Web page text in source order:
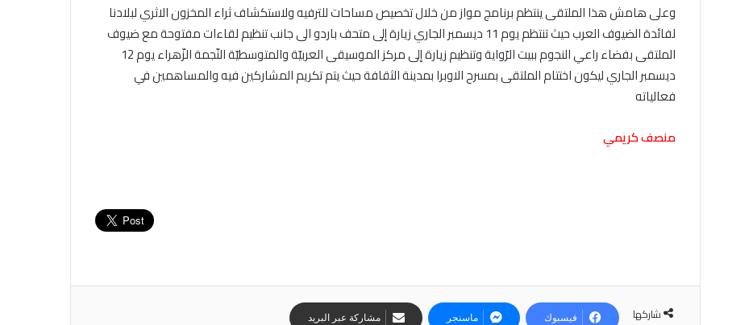
وعلى هامش هذا الملتقى ينتظم برنامج مواز من خلال تخصيص مساحات للترفيه ولاستكشاف ثراء المخزون الاثري لبلادنا
لفائدة الضيوف العرب حيث تنتظم يوم 11 ديسمبر الجاري زيارة إلى متحف باردو الى جانب تنظيم لقاءات مفتوحة مع ضيوف
الملتقى بفضاء راعي النجوم ببيت الرّواية وتنظيم زيارة إلى مركز الموسيقى العربيّة والمتوسطيّة النّجمة الزّهراء يوم 12
ديسمبر الجاري ليكون اختتام الملتقى بمسرح الاوبرا بمدينة الثقافة حيث يتم تكريم المشاركين فيه والمساهمين في
فعالياته
منصف كريمي
شاركها فيسبوك ماسنجر مشاركة عبر البريد